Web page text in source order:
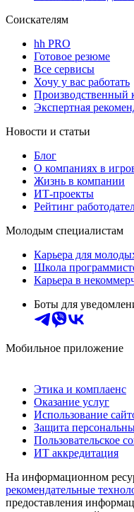
Соискателям
hh PRO
Готовое резюме
Все сервисы
Хочу у вас работать
Производственный
Экспертная
Новости и статьи
Блог
О компаниях в
Жизнь в компании
ИТ-проекты
Рейтинг
Молодым специалистам
Карьера для
Школа
Карьера в
Боты для
Мобильное приложение
Этика и комплаенс
Оказание услуг
Использование
Защита
Пользовательское
ИТ аккредитация
На информационном
рекомендательные
предоставления